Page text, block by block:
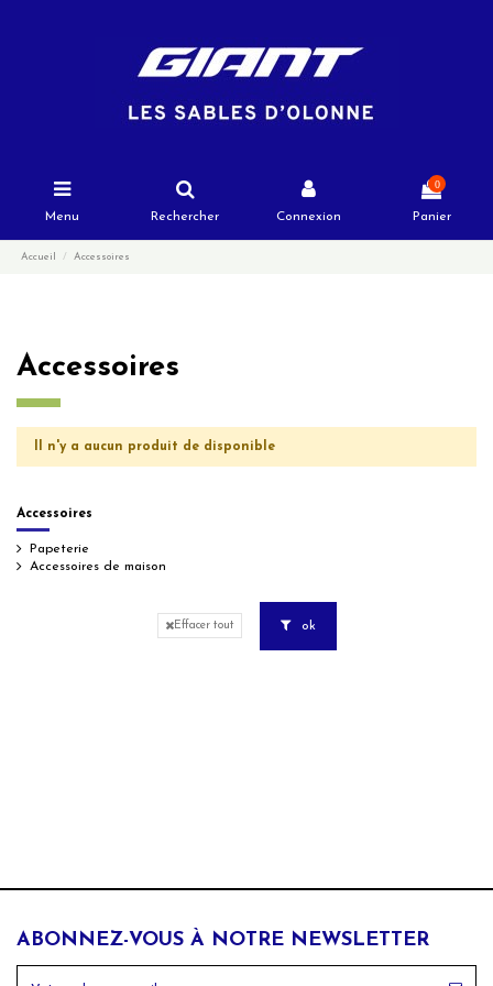
Menu Rechercher Connexion
0
Panier
Accueil Accessoires
Accessoires
Il n'y a aucun produit de disponible
Accessoires
Papeterie
Accessoires de maison
Effacer tout ok
ABONNEZ-VOUS À NOTRE NEWSLETTER